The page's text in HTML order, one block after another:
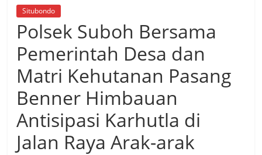
Situbondo
Polsek Suboh Bersama
Pemerintah Desa dan
Matri Kehutanan Pasang
Benner Himbauan
Antisipasi Karhutla di
Jalan Raya Arak-arak